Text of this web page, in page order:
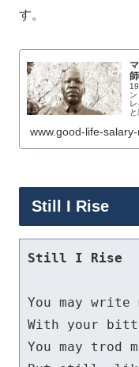
す。
www.good-life-
Still I Rise
Still I Rise
You may
With your
You may trod